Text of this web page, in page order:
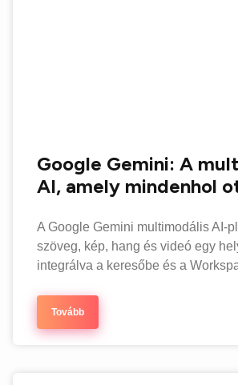
Google Gemini: A
AI, amely mindenhol
A Google Gemini multimodális AI-
szöveg, kép, hang és videó egy
integrálva a keresőbe és a
Tovább